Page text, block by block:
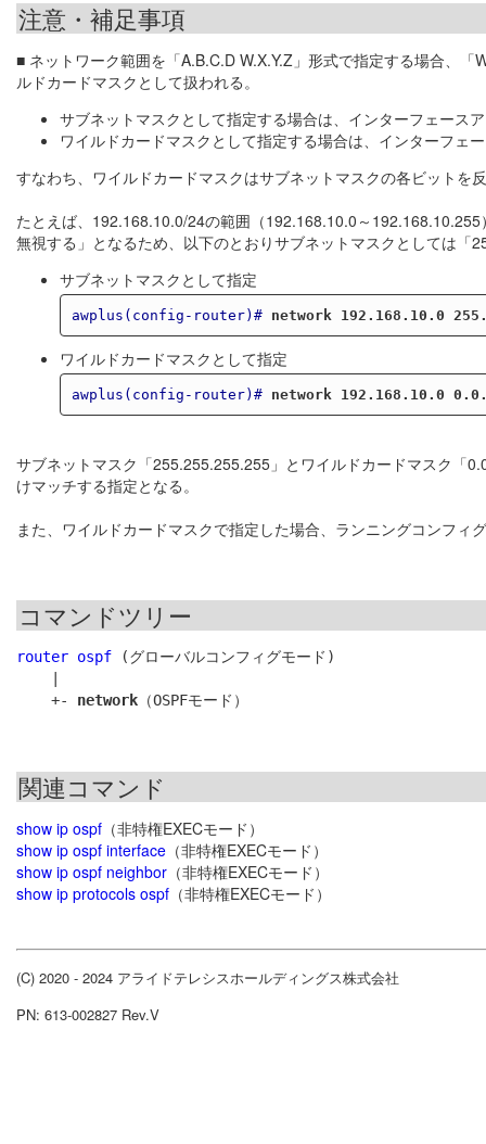
注意・補足事項
■ ネットワーク範囲を「A.B.C.D W.X.Y.Z」形式で指定する場合、
ルドカードマスクとして扱われる。
サブネットマスクとして指定する場合は、インターフェース
ワイルドカードマスクとして指定する場合は、インターフェ
すなわち、ワイルドカードマスクはサブネットマスクの各ビットを
たとえば、192.168.10.0/24の範囲（192.168.10.0～
無視する」となるため、以下のとおりサブネットマスクとしては
サブネットマスクとして指定
awplus(config-router)# network 192.168.10.0
ワイルドカードマスクとして指定
awplus(config-router)# network 192.168.10.0
サブネットマスク「255.255.255.255」とワイルドカードマスク「
けマッチする指定となる。
また、ワイルドカードマスクで指定した場合、ランニングコンフィ
コマンドツリー
router ospf (グローバルコンフィグモード)
    +-
network
関連コマンド
show ip ospf （非特権EXECモード）
show ip ospf interface （非特権EXECモード）
show ip ospf neighbor （非特権EXECモード）
show ip protocols ospf （非特権EXECモード）
(C) 2020 - 2024 アライドテレシスホールディングス株式会社
PN: 613-002827 Rev.V